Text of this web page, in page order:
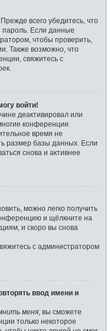
всего убедитесь, что
пароль. Если данные
чтобы проверить,
Также возможно, что
свяжитесь с
войти!
деактивировал или
конференции
время не
размер базы данных. Если
снова и активнее
можно легко получить
и щёлкните на
и скоро вы снова
с администратором
ввод имени и
меня , вы сможете
только некоторое